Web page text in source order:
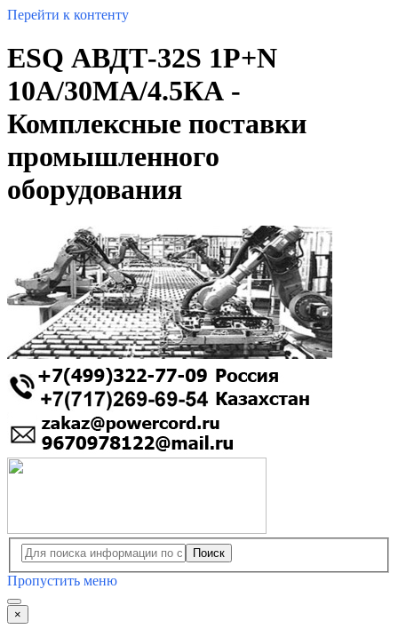
Перейти к контенту
ESQ АВДТ-32S 1P+N
10А/30МА/4.5КА -
Комплексные поставки
промышленного
оборудования
Поиск
Пропустить меню
×